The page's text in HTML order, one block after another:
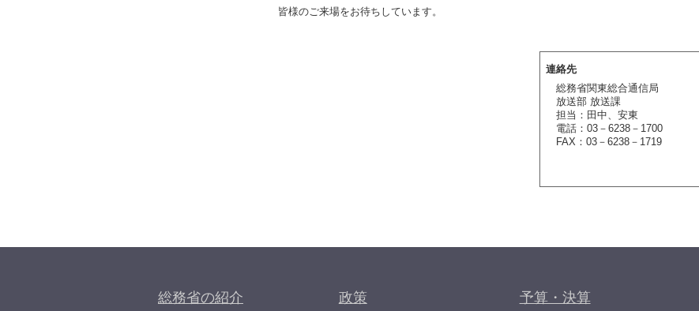
皆様のご来場をお待ちしています。
連絡先
総務省関東総合通信局
放送部 放送課
担当：田中、安東
電話：03－6238－1700
FAX：03－6238－1719
総務省の紹介 政策 予算・決算